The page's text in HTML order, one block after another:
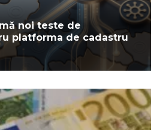
noi teste de
platforma de cadastru